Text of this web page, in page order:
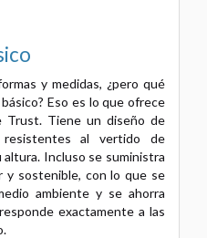
y medidas, ¿pero qué
Eso es lo que ofrece
Trust. Tiene un diseño de
resistentes al vertido de
Incluso se suministra
y sostenible, con lo que se
ambiente y se ahorra
exactamente a las